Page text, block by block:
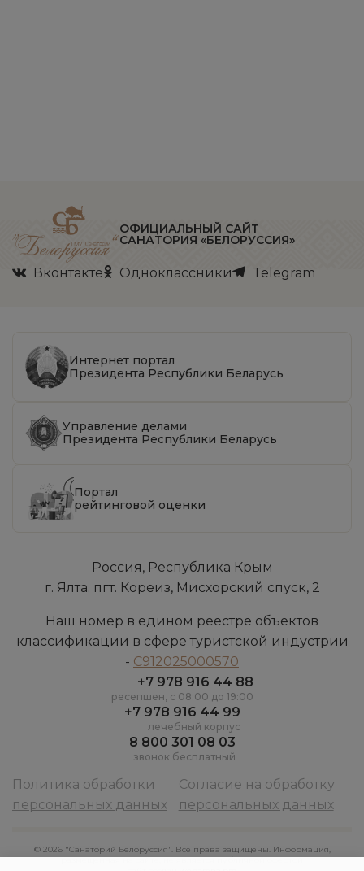
ОФИЦИАЛЬНЫЙ САЙТ
САНАТОРИЯ «БЕЛОРУССИЯ»
Вконтакте Одноклассники Telegram
Интернет портал
Президента Республики Беларусь
Управление делами
Президента Республики Беларусь
Портал
рейтинговой оценки
Россия, Республика Крым
г. Ялта. пгт. Кореиз, Мисхорский спуск, 2
Наш номер в едином реестре объектов
классификации в сфере туристской индустрии
- С912025000570
+7 978 916 44 88
ресепшен, c 08:00 до 19:00
+7 978 916 44 99
лечебный корпус
8 800 301 08 03
звонок бесплатный
Политика обработки
персональных данных
Согласие на обработку
персональных данных
© 2026 "Санаторий Белоруссия". Все права защищены. Информация,
размещенная на сайте, не является публичной офертой